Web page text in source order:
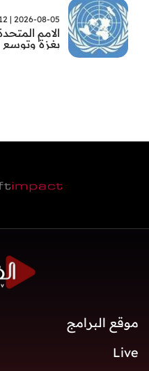
2026-08-05 | 12:12
الامم
بغزة وتوسع
موقع البرامج
Live